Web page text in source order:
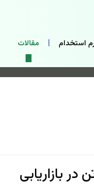
استخدام مقالات
در بازاریابی